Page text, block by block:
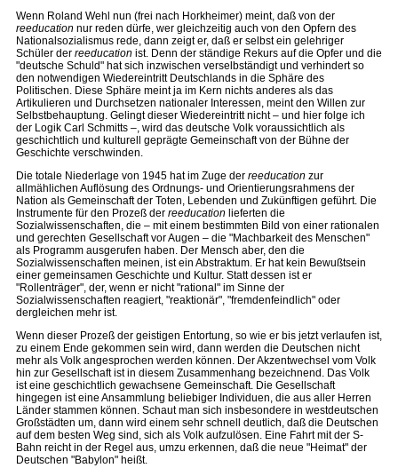
Wenn Roland Wehl nun (frei nach Horkheimer) meint, daß von der
reeducation nur reden dürfe, wer gleichzeitig auch von den Opfern des
Nationalsozialismus rede, dann zeigt er, daß er selbst ein gelehriger
Schüler der reeducation ist. Denn der ständige Rekurs auf die Opfer und die
"deutsche Schuld" hat sich inzwischen verselbständigt und verhindert so
den notwendigen Wiedereintritt Deutschlands in die Sphäre des
Politischen. Diese Sphäre meint ja im Kern nichts anderes als das
Artikulieren und Durchsetzen nationaler Interessen, meint den Willen zur
Selbstbehauptung. Gelingt dieser Wiedereintritt nicht – und hier folge ich
der Logik Carl Schmitts –, wird das deutsche Volk voraussichtlich als
geschichtlich und kulturell geprägte Gemeinschaft von der Bühne der
Geschichte verschwinden.
Die totale Niederlage von 1945 hat im Zuge der reeducation zur
allmählichen Auflösung des Ordnungs- und Orientierungsrahmens der
Nation als Gemeinschaft der Toten, Lebenden und Zukünftigen geführt. Die
Instrumente für den Prozeß der reeducation lieferten die
Sozialwissenschaften, die – mit einem bestimmten Bild von einer rationalen
und gerechten Gesellschaft vor Augen – die "Machbarkeit des Menschen"
als Programm ausgerufen haben. Der Mensch aber, den die
Sozialwissenschaften meinen, ist ein Abstraktum. Er hat kein Bewußtsein
einer gemeinsamen Geschichte und Kultur. Statt dessen ist er
"Rollenträger", der, wenn er nicht "rational" im Sinne der
Sozialwissenschaften reagiert, "reaktionär", "fremdenfeindlich" oder
dergleichen mehr ist.
Wenn dieser Prozeß der geistigen Entortung, so wie er bis jetzt verlaufen ist,
zu einem Ende gekommen sein wird, dann werden die Deutschen nicht
mehr als Volk angesprochen werden können. Der Akzentwechsel vom Volk
hin zur Gesellschaft ist in diesem Zusammenhang bezeichnend. Das Volk
ist eine geschichtlich gewachsene Gemeinschaft. Die Gesellschaft
hingegen ist eine Ansammlung beliebiger Individuen, die aus aller Herren
Länder stammen können. Schaut man sich insbesondere in westdeutschen
Großstädten um, dann wird einem sehr schnell deutlich, daß die Deutschen
auf dem besten Weg sind, sich als Volk aufzulösen. Eine Fahrt mit der S-
Bahn reicht in der Regel aus, umzu erkennen, daß die neue "Heimat" der
Deutschen "Babylon" heißt.